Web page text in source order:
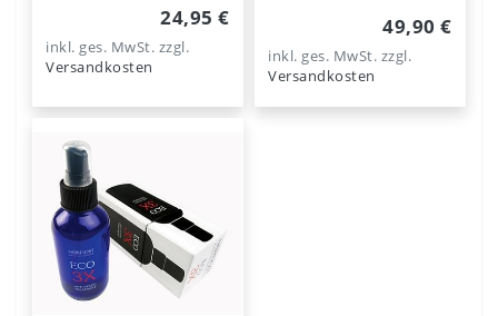
24,95 €
inkl. ges. MwSt. zzgl.
Versandkosten
49,90 €
inkl. ges. MwSt. zzgl.
Versandkosten